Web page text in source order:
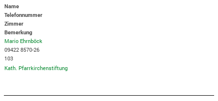
Name
Telefonnummer
Zimmer
Bemerkung
Mario Ehrnböck
09422 8570-26
103
Kath. Pfarrkirchenstiftung